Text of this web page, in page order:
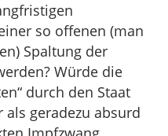
so offenen (man
Spaltung der
Würde die
durch den Staat
geradezu absurd